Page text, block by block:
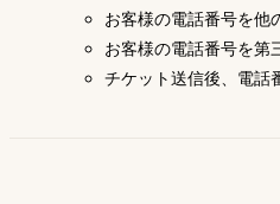
お客様の電話番号を他
お客様の電話番号を第
チケット送信後、電話